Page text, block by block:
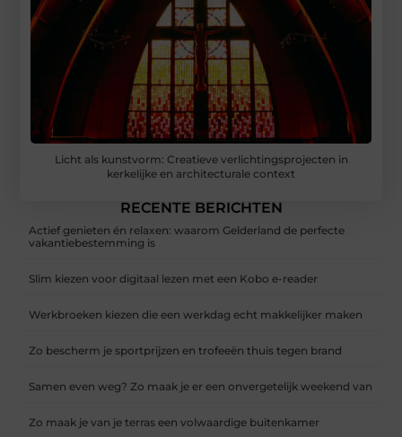
Licht als kunstvorm: Creatieve verlichtingsprojecten in
kerkelijke en architecturale context
RECENTE BERICHTEN
Actief genieten én relaxen: waarom Gelderland de perfecte
vakantiebestemming is
Slim kiezen voor digitaal lezen met een Kobo e-reader
Werkbroeken kiezen die een werkdag echt makkelijker maken
Zo bescherm je sportprijzen en trofeeën thuis tegen brand
Samen even weg? Zo maak je er een onvergetelijk weekend van
Zo maak je van je terras een volwaardige buitenkamer